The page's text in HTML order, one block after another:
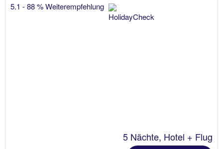
5.1 - 88 % Weiterempfehlung
5 Nächte, Hotel + Flug